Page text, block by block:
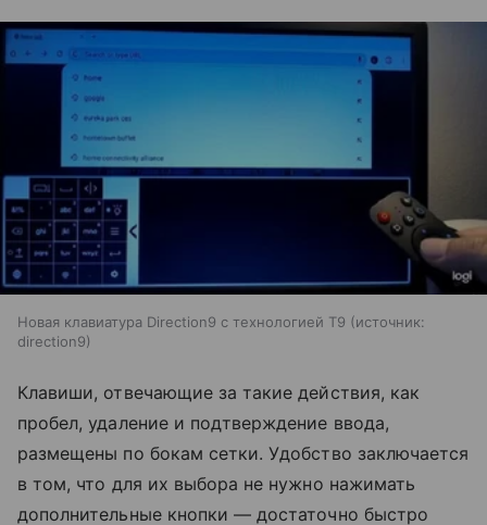
Новая клавиатура Direction9 с технологией T9
источник:
direction9
Клавиши, отвечающие за такие действия, как
пробел, удаление и подтверждение ввода,
размещены по бокам сетки. Удобство заключается
в том, что для их выбора не нужно нажимать
дополнительные кнопки — достаточно быстро